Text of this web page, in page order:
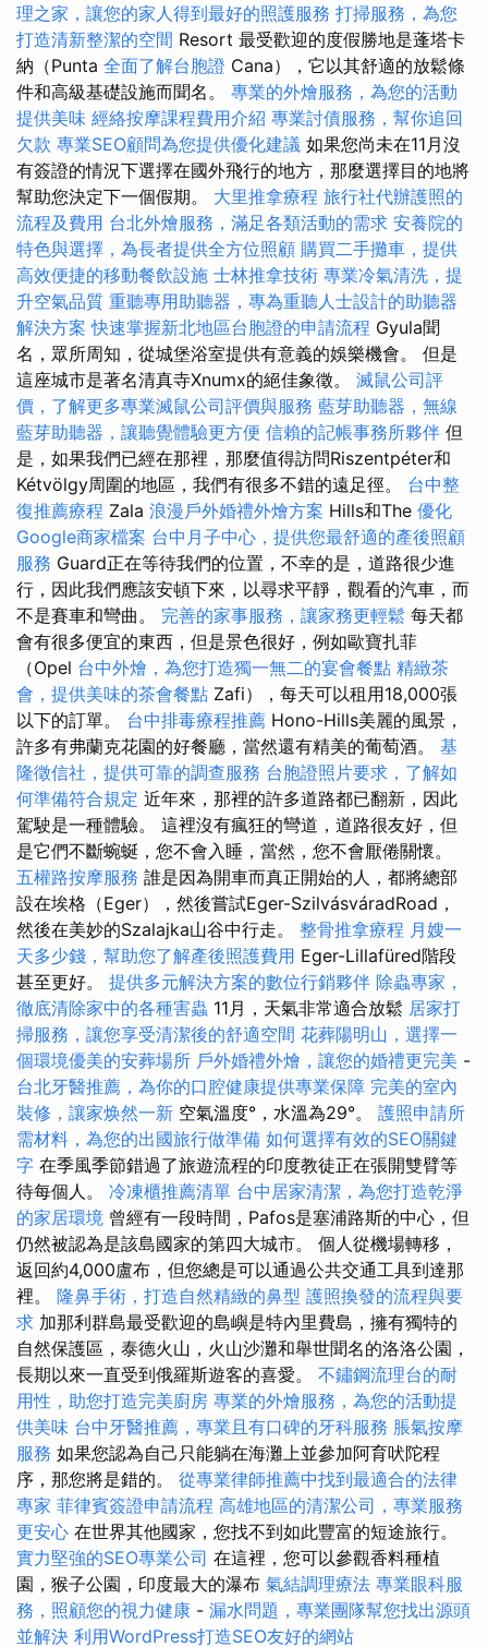
理之家，讓您的家人得到最好的照護服務 打掃服務，為您
打造清新整潔的空間 Resort 最受歡迎的度假勝地是蓬塔卡
納（Punta 全面了解台胞證 Cana），它以其舒適的放鬆條
件和高級基礎設施而聞名。 專業的外燴服務，為您的活動
提供美味 經絡按摩課程費用介紹 專業討債服務，幫你追回
欠款 專業SEO顧問為您提供優化建議 如果您尚未在11月沒
有簽證的情況下選擇在國外飛行的地方，那麼選擇目的地將
幫助您決定下一個假期。 大里推拿療程 旅行社代辦護照的
流程及費用 台北外燴服務，滿足各類活動的需求 安養院的
特色與選擇，為長者提供全方位照顧 購買二手攤車，提供
高效便捷的移動餐飲設施 士林推拿技術 專業冷氣清洗，提
升空氣品質 重聽專用助聽器，專為重聽人士設計的助聽器
解決方案 快速掌握新北地區台胞證的申請流程 Gyula聞
名，眾所周知，從城堡浴室提供有意義的娛樂機會。 但是
這座城市是著名清真寺Xnumx的絕佳象徵。 滅鼠公司評
價，了解更多專業滅鼠公司評價與服務 藍芽助聽器，無線
藍芽助聽器，讓聽覺體驗更方便 信賴的記帳事務所夥伴 但
是，如果我們已經在那裡，那麼值得訪問Riszentpéter和
Kétvölgy周圍的地區，我們有很多不錯的遠足徑。 台中整
復推薦療程 Zala 浪漫戶外婚禮外燴方案 Hills和The 優化
Google商家檔案 台中月子中心，提供您最舒適的產後照顧
服務 Guard正在等待我們的位置，不幸的是，道路很少進
行，因此我們應該安頓下來，以尋求平靜，觀看的汽車，而
不是賽車和彎曲。 完善的家事服務，讓家務更輕鬆 每天都
會有很多便宜的東西，但是景色很好，例如歐寶扎菲
（Opel 台中外燴，為您打造獨一無二的宴會餐點 精緻茶
會，提供美味的茶會餐點 Zafi），每天可以租用18,000張
以下的訂單。 台中排毒療程推薦 Hono-Hills美麗的風景，
許多有弗蘭克花園的好餐廳，當然還有精美的葡萄酒。 基
隆徵信社，提供可靠的調查服務 台胞證照片要求，了解如
何準備符合規定 近年來，那裡的許多道路都已翻新，因此
駕駛是一種體驗。 這裡沒有瘋狂的彎道，道路很友好，但
是它們不斷蜿蜒，您不會入睡，當然，您不會厭倦關懷。
五權路按摩服務 誰是因為開車而真正開始的人，都將總部
設在埃格（Eger），然後嘗試Eger-SzilvásváradRoad，
然後在美妙的Szalajka山谷中行走。 整骨推拿療程 月嫂一
天多少錢，幫助您了解產後照護費用 Eger-Lillafüred階段
甚至更好。 提供多元解決方案的數位行銷夥伴 除蟲專家，
徹底清除家中的各種害蟲 11月，天氣非常適合放鬆 居家打
掃服務，讓您享受清潔後的舒適空間 花葬陽明山，選擇一
個環境優美的安葬場所 戶外婚禮外燴，讓您的婚禮更完美 -
台北牙醫推薦，為你的口腔健康提供專業保障 完美的室內
裝修，讓家焕然一新 空氣溫度°，水溫為29°。 護照申請所
需材料，為您的出國旅行做準備 如何選擇有效的SEO關鍵
字 在季風季節錯過了旅遊流程的印度教徒正在張開雙臂等
待每個人。 冷凍櫃推薦清單 台中居家清潔，為您打造乾淨
的家居環境 曾經有一段時間，Pafos是塞浦路斯的中心，但
仍然被認為是該島國家的第四大城市。 個人從機場轉移，
返回約4,000盧布，但您總是可以通過公共交通工具到達那
裡。 隆鼻手術，打造自然精緻的鼻型 護照換發的流程與要
求 加那利群島最受歡迎的島嶼是特內里費島，擁有獨特的
自然保護區，泰德火山，火山沙灘和舉世聞名的洛洛公園，
長期以來一直受到俄羅斯遊客的喜愛。 不鏽鋼流理台的耐
用性，助您打造完美廚房 專業的外燴服務，為您的活動提
供美味 台中牙醫推薦，專業且有口碑的牙科服務 脹氣按摩
服務 如果您認為自己只能躺在海灘上並參加阿育吠陀程
序，那您將是錯的。 從專業律師推薦中找到最適合的法律
專家 菲律賓簽證申請流程 高雄地區的清潔公司，專業服務
更安心 在世界其他國家，您找不到如此豐富的短途旅行。
實力堅強的SEO專業公司 在這裡，您可以參觀香料種植
園，猴子公園，印度最大的瀑布 氣結調理療法 專業眼科服
務，照顧您的視力健康 - 漏水問題，專業團隊幫您找出源頭
並解決 利用WordPress打造SEO友好的網站